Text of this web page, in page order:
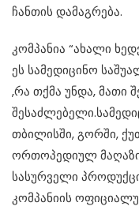
ჩანთის დამაგრება.
კომპანია “ახალი
ეს სამედიცინო
,რა თქმა უნდა, მათი
თბილისში, გორში,
ორთოპედიულ
სასურველი
კომპანიის